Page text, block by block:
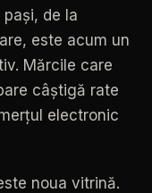
pași, de la
este acum un
Mărcile care
câștigă rate
electronic
noua vitrină.